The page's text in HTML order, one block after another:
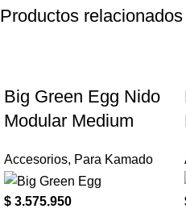
Productos relacionados
Big Green Egg Nido
Modular Medium
Accesorios, Para Kamado
$ 3.575.950